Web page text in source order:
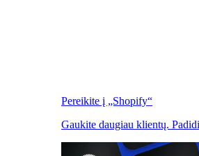
Pereikite į „Shopify“
Gaukite daugiau klientų.